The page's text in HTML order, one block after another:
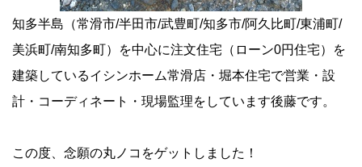
知多半島（常滑市/半田市/武豊町/知多市/阿久比町/東浦町/
美浜町/南知多町）を中心に注文住宅（ローン0円住宅）を
建築しているイシンホーム常滑店・堀本住宅で営業・設
計・コーディネート・現場監理をしています後藤です。
この度、念願の丸ノコをゲットしました！